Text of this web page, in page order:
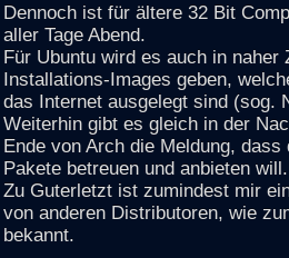
Dennoch ist für ältere 32 Bit
aller Tage Abend.
Für Ubuntu wird es auch in naher
Installations-Images geben,
das Internet ausgelegt sind (sog.
Weiterhin gibt es gleich in der
Ende von Arch die Meldung, dass
Pakete betreuen und anbieten will.
Zu Guterletzt ist zumindest mir
von anderen Distributoren, wie
bekannt.